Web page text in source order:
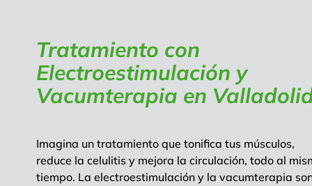
Tratamiento con
Electroestimulación y
Vacumterapia en
Imagina un tratamiento que tonifica tus músculos,
reduce la celulitis y mejora la circulación, todo al
tiempo. La electroestimulación y la vacumterapia